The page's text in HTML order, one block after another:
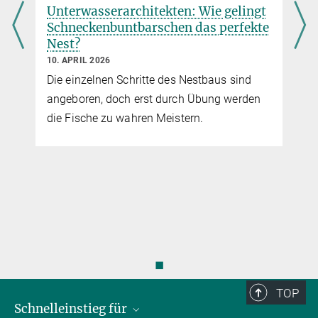
Unterwasserarchitekten: Wie gelingt
Schneckenbuntbarschen das perfekte
Nest?
10. APRIL 2026
Die einzelnen Schritte des Nestbaus sind
angeboren, doch erst durch Übung werden
die Fische zu wahren Meistern.
◼
TOP
Schnelleinstieg für